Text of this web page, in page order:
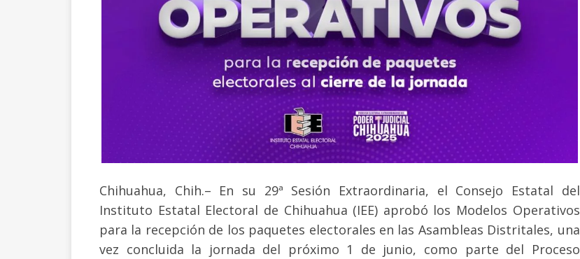
Chihuahua, Chih.– En su 29ª Sesión Extraordinaria, el Consejo Estatal del
Instituto Estatal Electoral de Chihuahua (IEE) aprobó los Modelos Operativos
para la recepción de los paquetes electorales en las Asambleas Distritales, una
vez concluida la jornada del próximo 1 de junio, como parte del Proceso